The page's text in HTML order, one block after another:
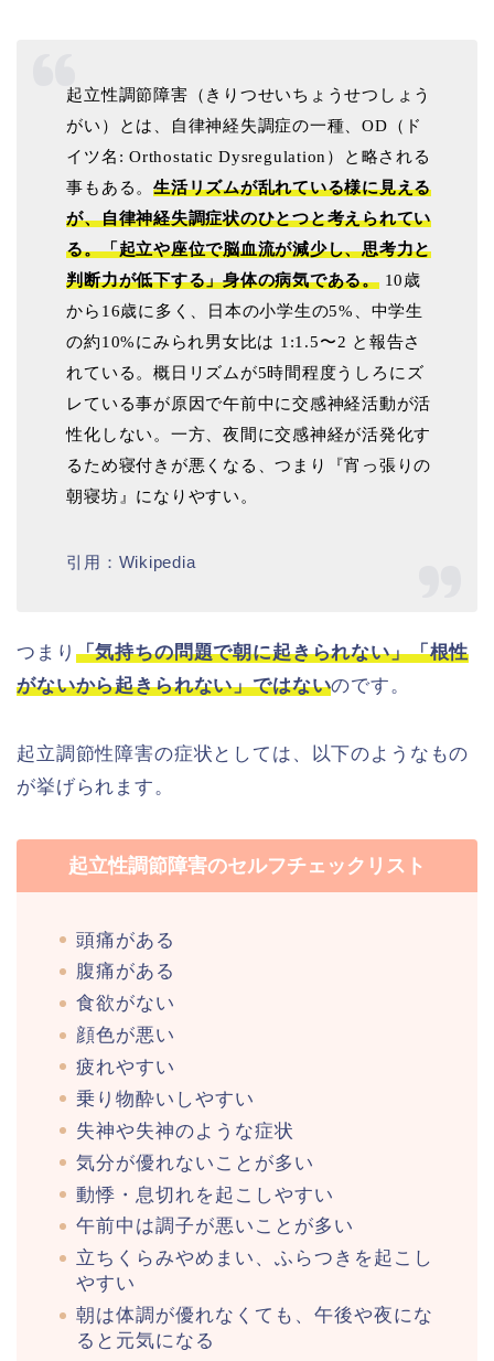
起立性調節障害（きりつせいちょうせつしょう
がい）とは、自律神経失調症の一種、OD （ド
イツ名 : Orthostatic Dysregulation ）と略される
事もある。生活リズムが乱れている様に見える
が、自律神経失調症状のひとつと考えられてい
る。「起立や座位で脳血流が減少し、思考力と
判断力が低下する」身体の病気である。10歳
から 16歳に多く、日本の小学生の5% 、中学生
の約10%にみられ男女比は 1:1.5〜2 と報告さ
れている。概日リズムが5時間程度うしろにズ
レている事が原因で午前中に交感神経活動が活
性化しない。一方、夜間に交感神経が活発化す
るため寝付きが悪くなる、つまり『宵っ張りの
朝寝坊』になりやすい。
引用：Wikipedia
つまり 「気持ちの問題で朝に起きられない」「根性
がないから起きられない」ではないのです。
起立調節性障害の症状としては、以下のようなもの
が挙げられます。
起立性調節障害のセルフチェックリスト
頭痛がある
腹痛がある
食欲がない
顔色が悪い
疲れやすい
乗り物酔いしやすい
失神や失神のような症状
気分が優れないことが多い
動悸・息切れを起こしやすい
午前中は調子が悪いことが多い
立ちくらみやめまい、ふらつきを起こし
やすい
朝は体調が優れなくても、午後や夜にな
ると元気になる